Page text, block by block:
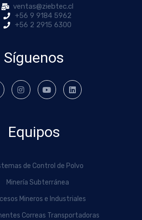
ventas@ziebtec.cl
+56 9 9184 5962
+56 2 2915 6300
Síguenos
Equipos
de Control de Polvo
Minería Subterránea
Mineros e Industriales
Correas Transportadoras